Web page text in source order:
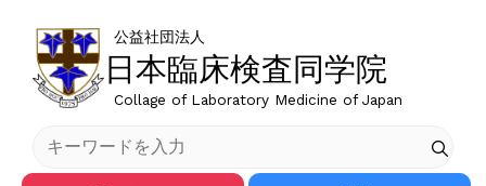
日本臨床検査同学院
公益社団法人
Collage of Laboratory Medicine of Japan